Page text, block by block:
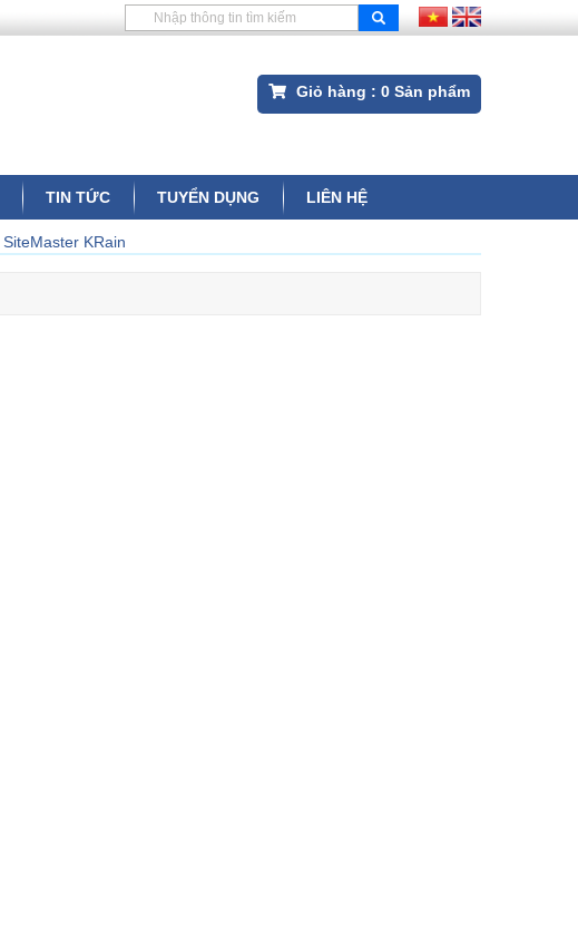
Giỏ hàng : 0 Sản phẩm
TIN TỨC TUYỂN DỤNG LIÊN HỆ
SiteMaster KRain